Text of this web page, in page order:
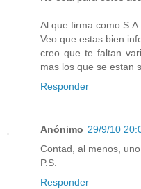
Al que firma como
Veo que estas bien
creo que te faltan
mas los que se estan
Responder
Anónimo 29/9/10
Contad, al menos,
P.S.
Responder